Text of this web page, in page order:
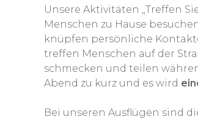
Unsere Aktivitäten „Treffen
Menschen zu Hause
knüpfen persönliche
treffen Menschen auf der
schmecken und teilen
Abend zu kurz und es wird
Bei unseren Ausflügen sind